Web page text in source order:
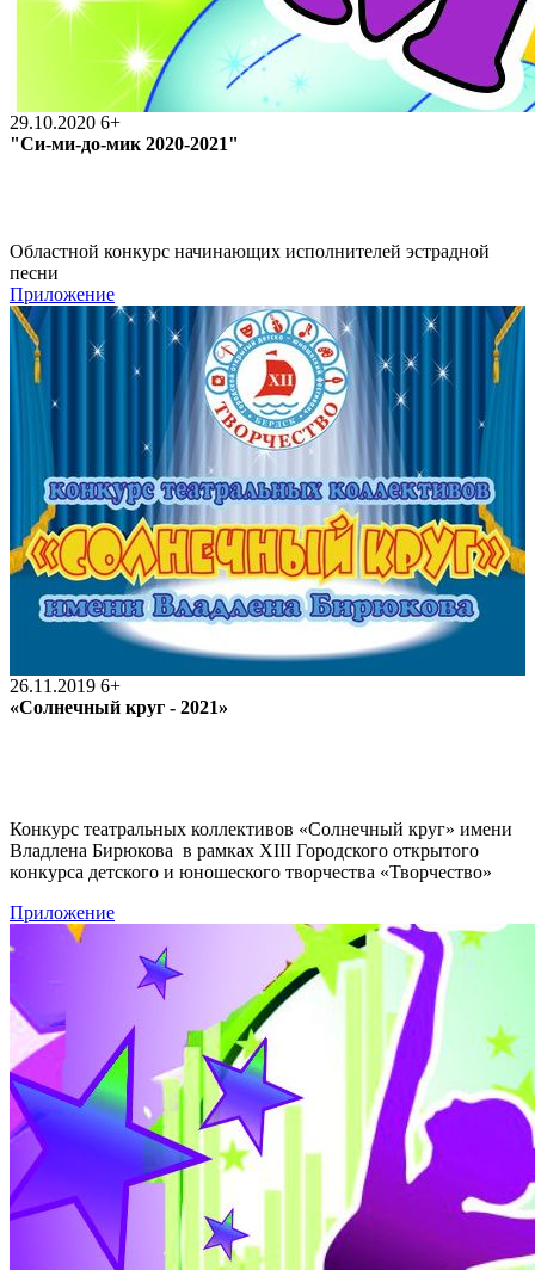
29.10.2020 6+
"Си-ми-до-мик 2020-2021"
Областной конкурс начинающих исполнителей эстрадной
песни
Приложение
26.11.2019 6+
«Солнечный круг - 2021»
Конкурс театральных коллективов «Солнечный круг» имени
Владлена Бирюкова в рамках XIII Городского открытого
конкурса детского и юношеского творчества «Творчество»
Приложение